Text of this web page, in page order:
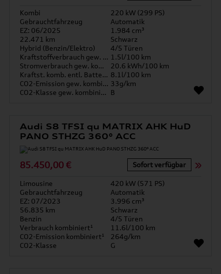
Kombi
220 kW (299 PS)
Gebrauchtfahrzeug
Automatik
EZ: 06/2025
1.984 cm³
22.471 km
Schwarz
Hybrid (Benzin/Elektro)
4/5 Türen
Kraftstoffverbrauch gew. kombiniert 1.5l/100 km
Stromverbrauch gew. kombiniert
20.6 kWh/100 km
Kraftst. komb. entl. Batterie 8.1l/100 km
CO2-Emission gew. kombiniert 33g/km
CO2-Klasse gew. kombiniert B
Audi S8 TFSI qu MATRIX AHK HuD
PANO STHZG 360° ACC
85.450,00 € Sofort verfügbar
Limousine
420 kW (571 PS)
Gebrauchtfahrzeug
Automatik
EZ: 07/2023
3.996 cm³
56.835 km
Schwarz
Benzin
4/5 Türen
Verbrauch kombiniert¹
11.6l/100 km
CO2-Emission kombiniert¹
264g/km
CO2-Klasse
G